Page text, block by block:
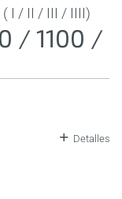
I / II / III / IIII)
/ 1100 /
Detalles